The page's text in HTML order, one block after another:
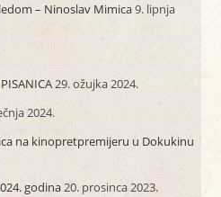
– Ninoslav Mimica9. lipnja
29. ožujka 2024.
2024.
na kinopretpremijeru u Dokukinu
godina20. prosinca 2023.